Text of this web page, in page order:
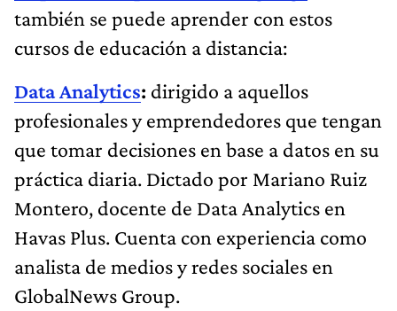
también se puede aprender con estos
cursos de educación a distancia:
Data Analytics: dirigido a aquellos
profesionales y emprendedores que tengan
que tomar decisiones en base a datos en su
práctica diaria. Dictado por Mariano Ruiz
Montero, docente de Data Analytics en
Havas Plus. Cuenta con experiencia como
analista de medios y redes sociales en
GlobalNews Group.